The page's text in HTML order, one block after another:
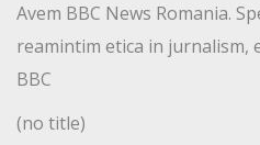
Avem BBC News Romania.
reamintim etica in jurnalism,
BBC
(no title)